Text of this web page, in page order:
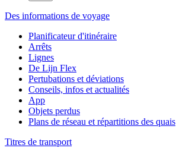
Des informations de voyage
Planificateur d'itinéraire
Arrêts
Lignes
De Lijn Flex
Pertubations et déviations
Conseils, infos et actualités
App
Objets perdus
Plans de réseau et répartitions des quais
Titres de transport